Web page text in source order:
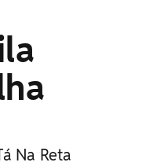
Na Reta